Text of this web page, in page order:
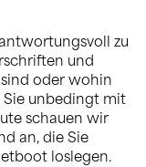
zu
und
sind oder wohin
Sie unbedingt mit
schauen wir
an, die Sie
loslegen.